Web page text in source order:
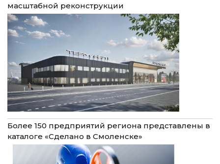
масштабной реконструкции
Более 150 предприятий региона представлены в
каталоге «Сделано в Смоленске»